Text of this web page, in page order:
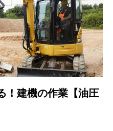
！建機の作業【油圧